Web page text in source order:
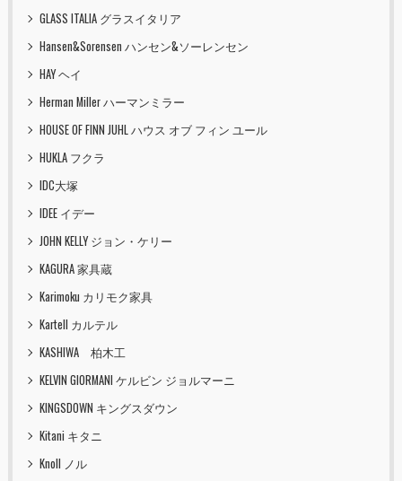
GLASS ITALIA グラスイタリア
Hansen&Sorensen ハンセン&ソーレンセン
HAY ヘイ
Herman Miller ハーマンミラー
HOUSE OF FINN JUHL ハウス オブ フィン ユール
HUKLA フクラ
IDC大塚
IDEE イデー
JOHN KELLY ジョン・ケリー
KAGURA 家具蔵
Karimoku カリモク家具
Kartell カルテル
KASHIWA 柏木工
KELVIN GIORMANI ケルビン ジョルマーニ
KINGSDOWN キングスダウン
Kitani キタニ
Knoll ノル